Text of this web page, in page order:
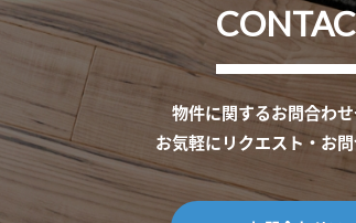
物件に関するお問合わせ
お気軽にリクエスト・お問